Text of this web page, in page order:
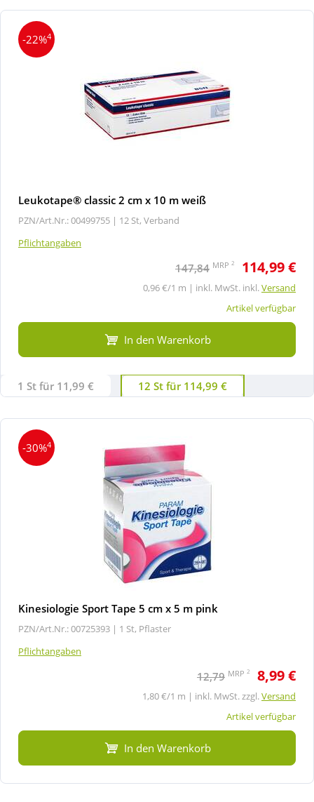
-22%4
Leukotape® classic 2 cm x 10 m weiß
PZN/Art.Nr.: 00499755 | 12 St, Verband
Pflichtangaben
147,84 MRP 2 114,99 €
0,96 €/1 m | inkl. MwSt. inkl.Versand
Artikel verfügbar
In den Warenkorb
1 St für 11,99 € 12 St für 114,99 €
-30%4
Kinesiologie Sport Tape 5 cm x 5 m pink
PZN/Art.Nr.: 00725393 | 1 St, Pflaster
Pflichtangaben
12,79 MRP 2 8,99 €
1,80 €/1 m | inkl. MwSt. zzgl.Versand
Artikel verfügbar
In den Warenkorb